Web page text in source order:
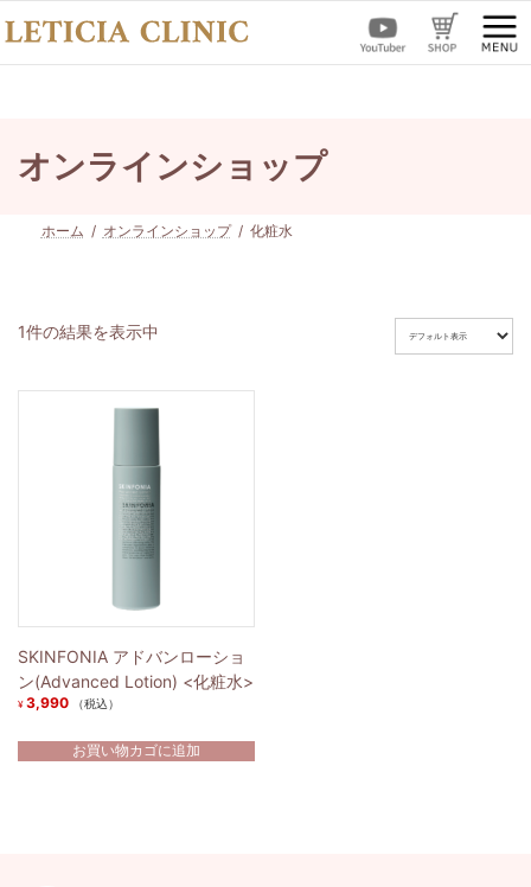
オンラインショップ
ホーム オンラインショップ 化粧水
1件の結果を表示中
SKINFONIA アドバンローショ
ン(Advanced Lotion) <化粧水>
¥ 3,990 （税込）
お買い物カゴに追加